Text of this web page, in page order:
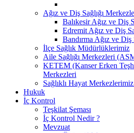
Ağız ve Diş Sağlığı
Balıkesir Ağız ve Diş
Edremit Ağız ve Diş
Bandırma Ağız ve Diş
İlçe Sağlık Müdürlüklerimiz
Aile Sağlığı Merkezleri
KETEM (Kanser Erken
Merkezleri
Sağlıklı Hayat
Hukuk
İç Kontrol
Teşkilat Şeması
İç Kontrol Nedir ?
Mevzuat